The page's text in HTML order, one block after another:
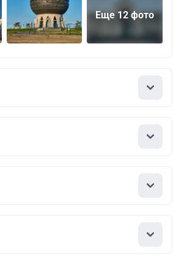
Еще 12 фото